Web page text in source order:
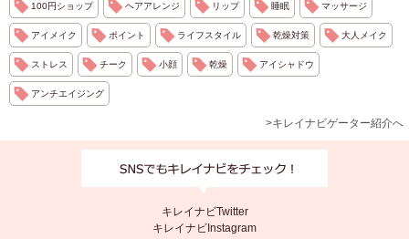
100円ショップ ヘアアレンジ リップ 睡眠 マッサージ
アイメイク ポイント ライフスタイル 乾燥対策 大人メイク
ストレス チーク 小顔 乾燥 アイシャドウ
アンチエイジング
>キレイナビゲーター紹介へ
キレイナビTwitter
キレイナビInstagram